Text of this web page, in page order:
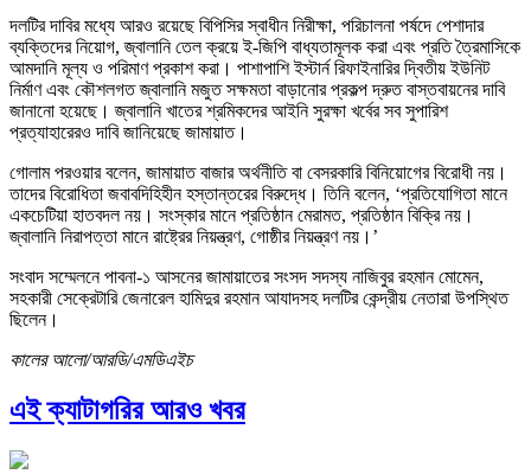
দলটির দাবির মধ্যে আরও রয়েছে বিপিসির স্বাধীন নিরীক্ষা, পরিচালনা পর্ষদে পেশাদার
ব্যক্তিদের নিয়োগ, জ্বালানি তেল ক্রয়ে ই-জিপি বাধ্যতামূলক করা এবং প্রতি ত্রৈমাসিকে
আমদানি মূল্য ও পরিমাণ প্রকাশ করা। পাশাপাশি ইস্টার্ন রিফাইনারির দ্বিতীয় ইউনিট
নির্মাণ এবং কৌশলগত জ্বালানি মজুত সক্ষমতা বাড়ানোর প্রকল্প দ্রুত বাস্তবায়নের দাবি
জানানো হয়েছে। জ্বালানি খাতের শ্রমিকদের আইনি সুরক্ষা খর্বের সব সুপারিশ
প্রত্যাহারেরও দাবি জানিয়েছে জামায়াত।
গোলাম পরওয়ার বলেন, জামায়াত বাজার অর্থনীতি বা বেসরকারি বিনিয়োগের বিরোধী নয়।
তাদের বিরোধিতা জবাবদিহিহীন হস্তান্তরের বিরুদ্ধে। তিনি বলেন, ‘প্রতিযোগিতা মানে
একচেটিয়া হাতবদল নয়। সংস্কার মানে প্রতিষ্ঠান মেরামত, প্রতিষ্ঠান বিক্রি নয়।
জ্বালানি নিরাপত্তা মানে রাষ্ট্রের নিয়ন্ত্রণ, গোষ্ঠীর নিয়ন্ত্রণ নয়।’
সংবাদ সম্মেলনে পাবনা-১ আসনের জামায়াতের সংসদ সদস্য নাজিবুর রহমান মোমেন,
সহকারী সেক্রেটারি জেনারেল হামিদুর রহমান আযাদসহ দলটির কেন্দ্রীয় নেতারা উপস্থিত
ছিলেন।
কালের আলো/আরডি/এমডিএইচ
এই ক্যাটাগরির আরও খবর